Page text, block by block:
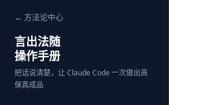
← 方法论中心
言出法随
操作手册
把话说清楚，让 Claude Code 一次做出高
保真成品